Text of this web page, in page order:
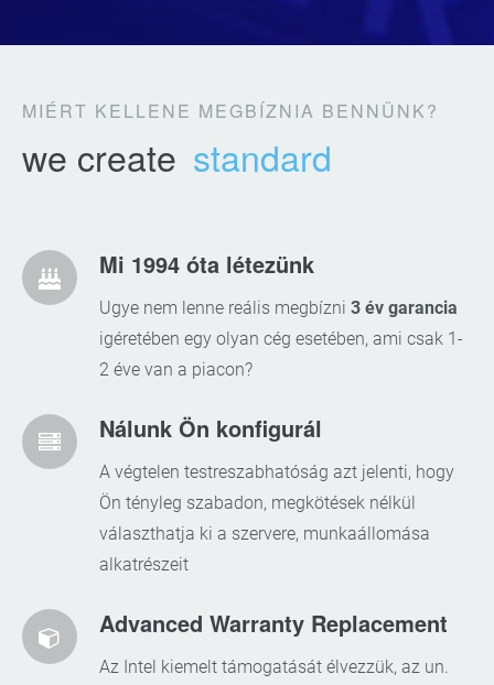
MIÉRT KELLENE MEGBÍZNIA BENNÜNK?
we create standard
Mi 1994 óta létezünk
Ugye nem lenne reális megbízni 3 év garancia
igéretében egy olyan cég esetében, ami csak 1-
2 éve van a piacon?
Nálunk Ön konfigurál
A végtelen testreszabhatóság azt jelenti, hogy
Ön tényleg szabadon, megkötések nélkül
választhatja ki a szervere, munkaállomása
alkatrészeit
Advanced Warranty Replacement
Az Intel kiemelt támogatását élvezzük, az un.